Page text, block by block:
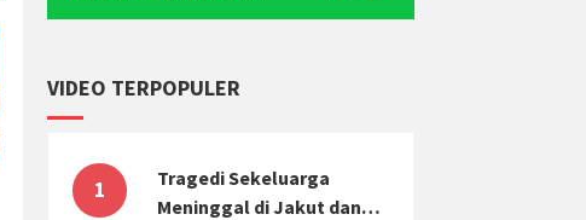
VIDEO TERPOPULER
1
Tragedi Sekeluarga
Meninggal di Jakut dan